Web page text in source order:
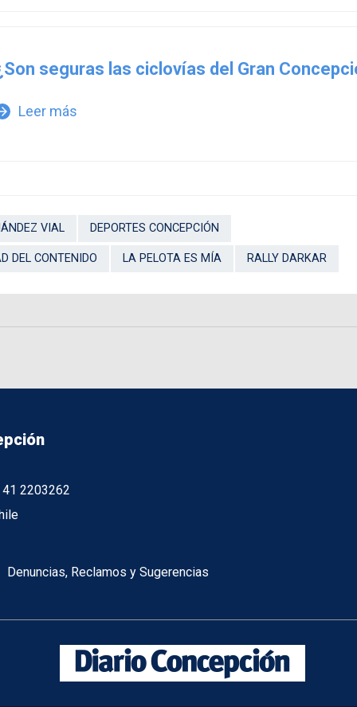
seguras las ciclovías del Gran
Leer más
VIAL DEPORTES CONCEPCIÓN
DEL CONTENIDO LA PELOTA ES MÍA RALLY DARKAR
41 2203262
Denuncias, Reclamos y Sugerencias